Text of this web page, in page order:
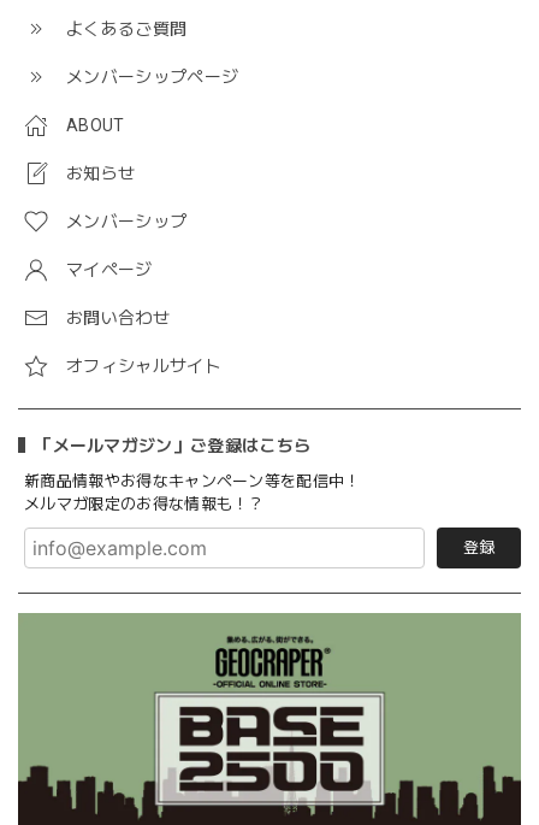
よくあるご質問
メンバーシップページ
ABOUT
お知らせ
メンバーシップ
マイページ
お問い合わせ
オフィシャルサイト
「メールマガジン」ご登録はこちら
新商品情報やお得なキャンペーン等を配信中！
メルマガ限定のお得な情報も！？
登録